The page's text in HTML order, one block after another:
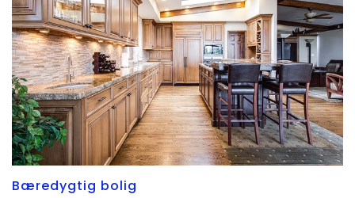
Bæredygtig bolig